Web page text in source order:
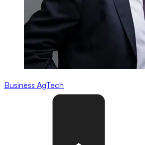
Business AgTech